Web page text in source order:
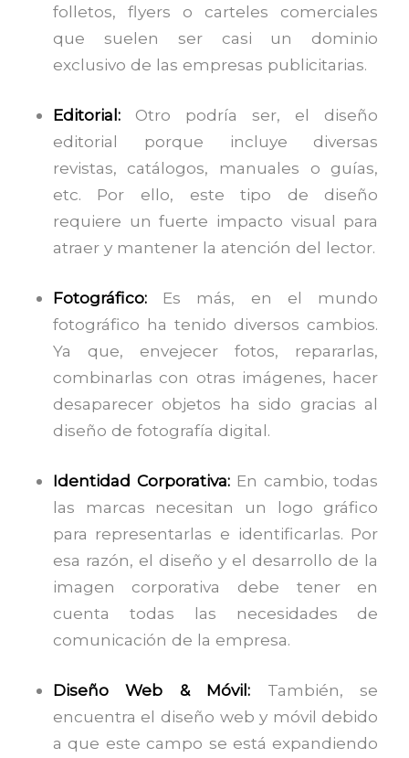
folletos, flyers o carteles comerciales
que suelen ser casi un dominio
exclusivo de las empresas publicitarias.
Editorial: Otro podría ser, el diseño
editorial porque incluye diversas
revistas, catálogos, manuales o guías,
etc. Por ello, este tipo de diseño
requiere un fuerte impacto visual para
atraer y mantener la atención del lector.
Fotográfico: Es más, en el mundo
fotográfico ha tenido diversos cambios.
Ya que, envejecer fotos, repararlas,
combinarlas con otras imágenes, hacer
desaparecer objetos ha sido gracias al
diseño de fotografía digital.
Identidad Corporativa: En cambio, todas
las marcas necesitan un logo gráfico
para representarlas e identificarlas. Por
esa razón, el diseño y el desarrollo de la
imagen corporativa debe tener en
cuenta todas las necesidades de
comunicación de la empresa.
Diseño Web & Móvil: También, se
encuentra el diseño web y móvil debido
a que este campo se está expandiendo